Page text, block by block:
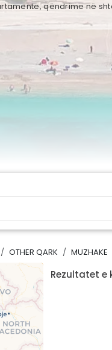
qëndrime në
OTHER QARK MUZHAKE
Rezultatet e